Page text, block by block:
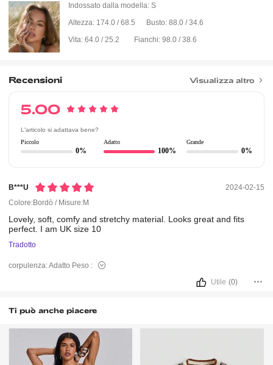
Indossato dalla modella: S
Altezza: 174.0 / 68.5 Busto: 88.0 / 34.6
Vita: 64.0 / 25.2 Fianchi: 98.0 / 38.6
Recensioni Visualizza altro
5.00
L'articolo si adattava bene?
Piccolo
0%
Adatto
100%
Grande
0%
B***u
2024-02-15
Colore:Bordò / Misure:M
Lovely,soft,comfyandstretchy material. Looksgreatandfits
perfect. Iam UKsize 10
Tradotto
corpulenza:Adatto Peso :
Utile (0)
Ti può anche piacere